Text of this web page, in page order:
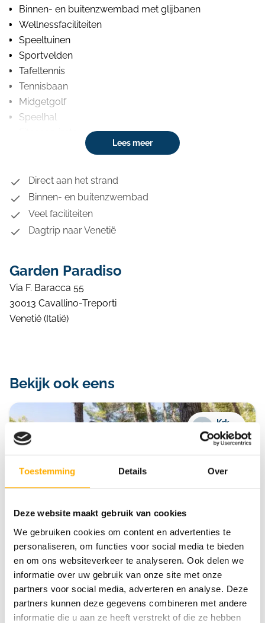
Toestemming Details Over
Deze website maakt gebruik van cookies
We gebruiken cookies om content en advertenties te
personaliseren, om functies voor social media te bieden
en om ons websiteverkeer te analyseren. Ook delen we
informatie over uw gebruik van onze site met onze
partners voor social media, adverteren en analyse. Deze
partners kunnen deze gegevens combineren met andere
informatie die u aan ze heeft verstrekt of die ze hebben
Binnen- en buitenzwembad met glijbanen
Wellnessfaciliteiten
Speeltuinen
Sportvelden
Tafeltennis
Tennisbaan
Midgetgolf
Speelhal
Snackbar
IJssalon
Restaurant
Broodjesservice
Wasserette
Wifi
Lees meer
Direct aan het strand
Binnen- en buitenzwembad
Veel faciliteiten
Dagtrip naar Venetië
Garden Paradiso
Via F. Baracca 55
30013 Cavallino-Treporti
Venetië (Italië)
Bekijk ook eens
Krk
Krk
Krk Premium Camping Resort
Meerdere zwembaden